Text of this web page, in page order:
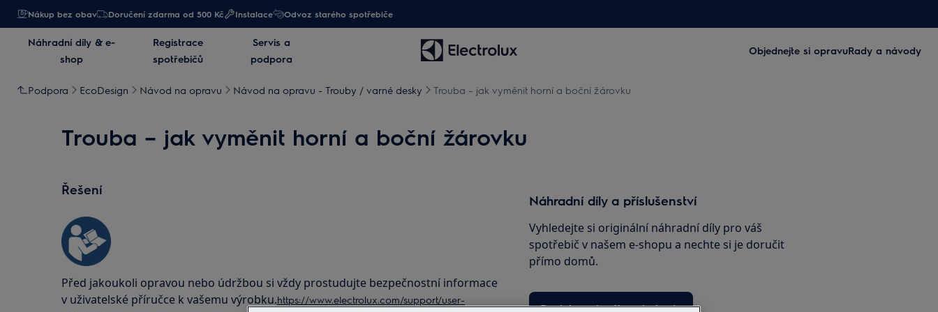
Nákup bez obav Doručení zdarma od 500 Kč Instalace Odvoz starého spotřebiče
Náhradní díly & e-
shop
Registrace
spotřebičů
Servis a
podpora
Objednejte si opravuRady a návody
Podpora EcoDesign Návod na opravu Návod na opravu - Trouby / varné desky Trouba – jak vyměnit horní a boční žárovku
Trouba – jak vyměnit horní a boční žárovku
Řešení
Před jakoukoli opravou nebo údržbou si vždy prostudujte bezpečnostní informace
v uživatelské příručce k vašemu výrobku.https://www.electrolux.com/support/user-
Náhradní díly a příslušenství
Vyhledejte si originální náhradní díly pro váš
spotřebič v našem e-shopu a nechte si je doručit
přímo domů.
Do internetového obchodu